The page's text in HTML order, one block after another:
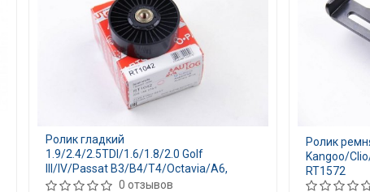
Ролик гладкий
1.9/2.4/2.5TDI/1.6/1.8/2.0 Golf
III/IV/Passat B3/B4/T4/Octavia/A6,
AUTLOG- RT10420 отзывов
Ролик
Kangoo/
RT1572